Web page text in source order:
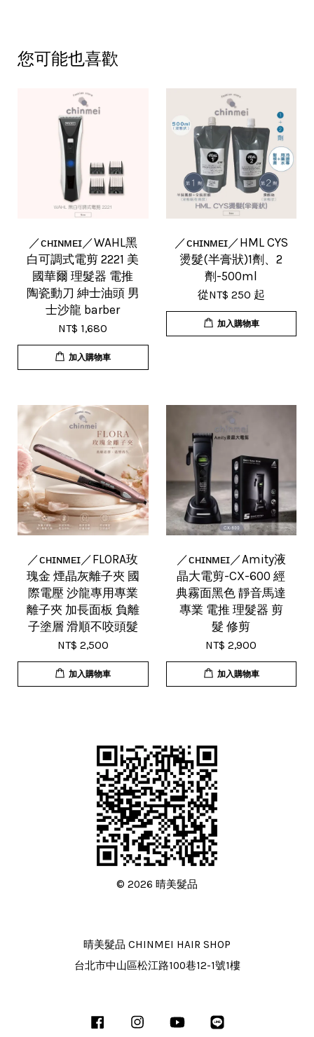
您可能也喜歡
／ᴄʜɪɴᴍᴇɪ／WAHL黑
白可調式電剪 2221 美
國華爾 理髮器 電推
陶瓷動刀 紳士油頭 男
士沙龍 barber
NT$ 1,680
加入購物車
／ᴄʜɪɴᴍᴇɪ／HML CYS
燙髮(半膏狀)1劑、2
劑-500ml
從NT$ 250 起
加入購物車
／ᴄʜɪɴᴍᴇɪ／FLORA玫
瑰金 煙晶灰離子夾 國
際電壓 沙龍專用專業
離子夾 加長面板 負離
子塗層 滑順不咬頭髮
NT$ 2,500
加入購物車
／ᴄʜɪɴᴍᴇɪ／Amity液
晶大電剪-CX-600 經
典霧面黑色 靜音馬達
專業 電推 理髮器 剪
髮 修剪
NT$ 2,900
加入購物車
© 2026 晴美髮品
晴美髮品 CHINMEI HAIR SHOP
台北市中山區松江路100巷12-1號1樓
Facebook InstagramYouTube